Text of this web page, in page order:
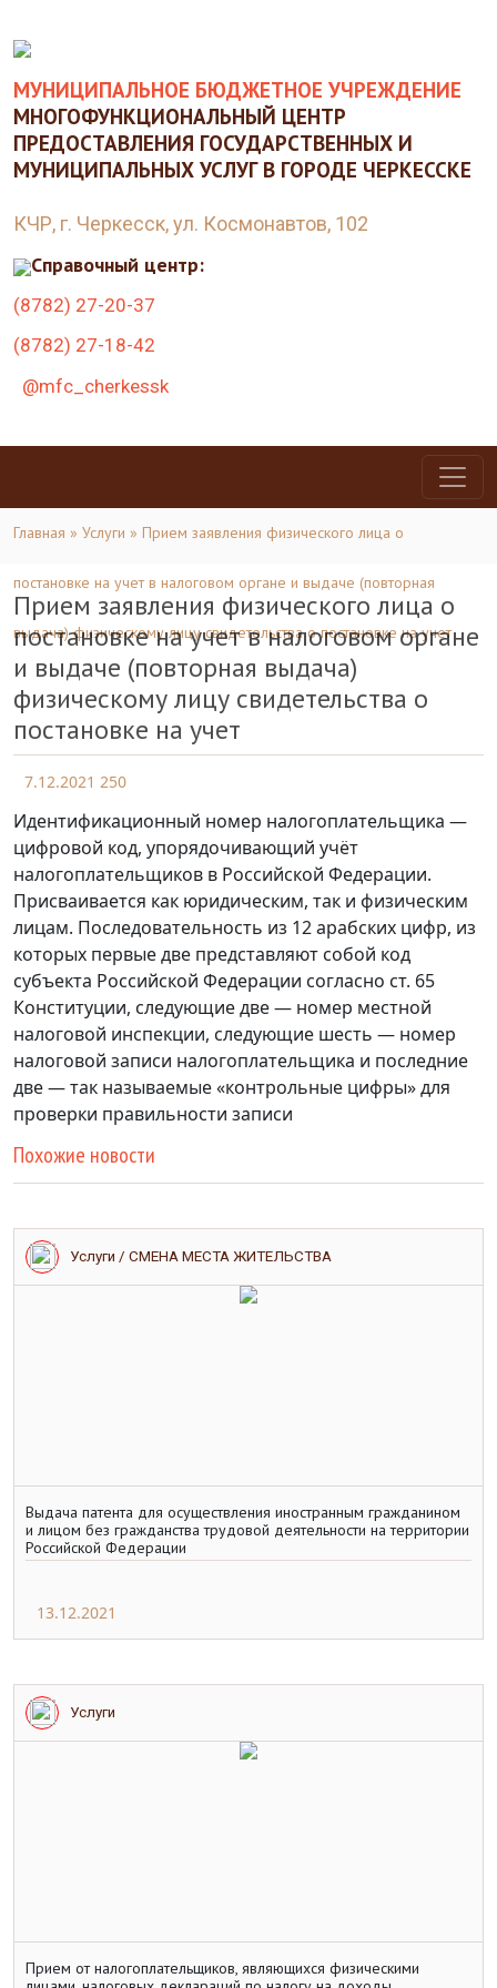
МУНИЦИПАЛЬНОЕ БЮДЖЕТНОЕ УЧРЕЖДЕНИЕ
МНОГОФУНКЦИОНАЛЬНЫЙ ЦЕНТР
ПРЕДОСТАВЛЕНИЯ ГОСУДАРСТВЕННЫХ И
МУНИЦИПАЛЬНЫХ УСЛУГ В ГОРОДЕ ЧЕРКЕССКЕ
КЧР, г. Черкесск, ул. Космонавтов, 102
Справочный центр:
(8782) 27-20-37
(8782) 27-18-42
@mfc_cherkessk
Главная » Услуги » Прием заявления физического лица о
постановке на учет в налоговом органе и выдаче (повторная
выдача) физическому лицу свидетельства о постановке на учет
Прием заявления физического лица о
постановке на учет в налоговом органе
и выдаче (повторная выдача)
физическому лицу свидетельства о
постановке на учет
7.12.2021 250
Идентификационный номер налогоплательщика —
цифровой код, упорядочивающий учёт
налогоплательщиков в Российской Федерации.
Присваивается как юридическим, так и физическим
лицам. Последовательность из 12 арабских цифр, из
которых первые две представляют собой код
субъекта Российской Федерации согласно ст. 65
Конституции, следующие две — номер местной
налоговой инспекции, следующие шесть — номер
налоговой записи налогоплательщика и последние
две — так называемые «контрольные цифры» для
проверки правильности записи
Похожие новости
Услуги / СМЕНА МЕСТА ЖИТЕЛЬСТВА
Выдача патента для осуществления иностранным гражданином
и лицом без гражданства трудовой деятельности на территории
Российской Федерации
13.12.2021
Услуги
Прием от налогоплательщиков, являющихся физическими